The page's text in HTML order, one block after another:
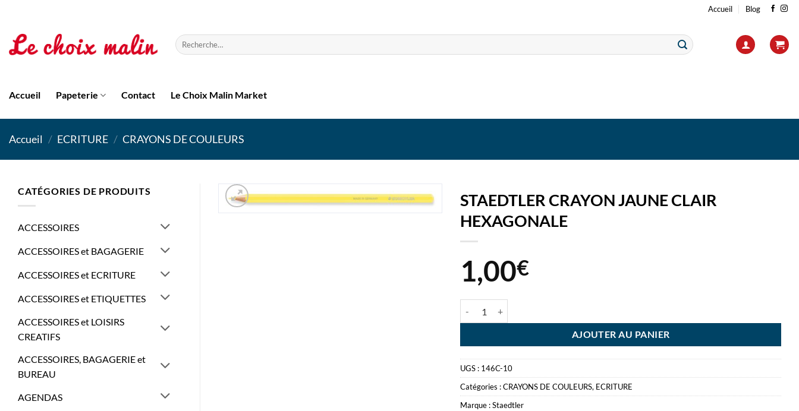
contenu
Accueil Blog
Recherche
pour :
Accueil Papeterie Contact Le Choix Malin Market
Accueil / ECRITURE / CRAYONS DE COULEURS
CATÉGORIES DE PRODUITS
ACCESSOIRES
ACCESSOIRES et BAGAGERIE
ACCESSOIRES et ECRITURE
ACCESSOIRES et ETIQUETTES
ACCESSOIRES et LOISIRS
CREATIFS
ACCESSOIRES, BAGAGERIE et
BUREAU
AGENDAS
STAEDTLER CRAYON JAUNE CLAIR
HEXAGONALE
1,00€
AJOUTER AU PANIER
UGS : 146C-10
Catégories :CRAYONS DE COULEURS, ECRITURE
Marque :Staedtler